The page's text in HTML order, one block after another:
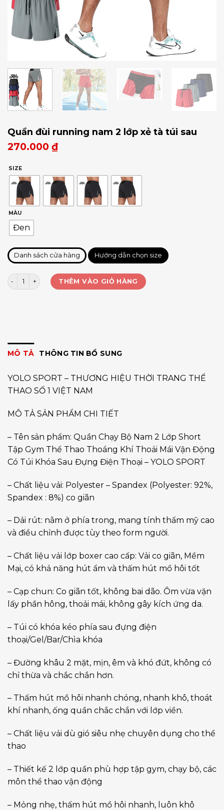
Quần đùi running nam 2 lớp xẻ tà túi sau
270.000 ₫
SIZE
MÀU
Đen
Danh sách cửa hàng Hướng dẫn chọn size
Quần đùi running nam 2 lớp xẻ tà túi sau số lượng
THÊM VÀO GIỎ HÀNG
MÔ TẢ THÔNG TIN BỔ SUNG
YOLO SPORT – THƯƠNG HIỆU THỜI TRANG THỂ
THAO SỐ 1 VIỆT NAM
MÔ TẢ SẢN PHẨM CHI TIẾT
– Tên sản phẩm: Quần Chạy Bộ Nam 2 Lớp Short
Tập Gym Thể Thao Thoáng Khí Thoải Mái Vận Động
Có Túi Khóa Sau Đựng Điện Thoại – YOLO SPORT
– Chất liệu vải: Polyester – Spandex (Polyester: 92%,
Spandex : 8%) co giãn
– Dải rút: nằm ở phía trong, mang tính thẩm mỹ cao
và điều chỉnh được tùy theo form người.
– Chất liệu vải lớp boxer cao cấp: Vải co giãn, Mềm
Mại, có khả năng hút ẩm và thấm hút mồ hôi tốt
– Cạp chun: Co giãn tốt, không bai dão. Ôm vừa vặn
lấy phần hông, thoải mái, không gây kích ứng da.
– Túi có khóa kéo phía sau đựng điện
thoại/Gel/Bar/Chìa khóa
– Đường khâu 2 mặt, mịn, êm và khó đứt, không có
chỉ thừa và chắc chắn hơn.
– Thấm hút mồ hôi nhanh chóng, nhanh khô, thoát
khí nhanh, ống quần chắc chắn với lớp viền.
– Chất liệu vải dù gió siêu nhẹ chuyên dụng cho thể
thao
– Thiết kế 2 lớp quần phù hợp tập gym, chạy bộ, các
môn thể thao vận động
– Mỏng nhẹ, thấm hút mồ hôi nhanh, luôn khô